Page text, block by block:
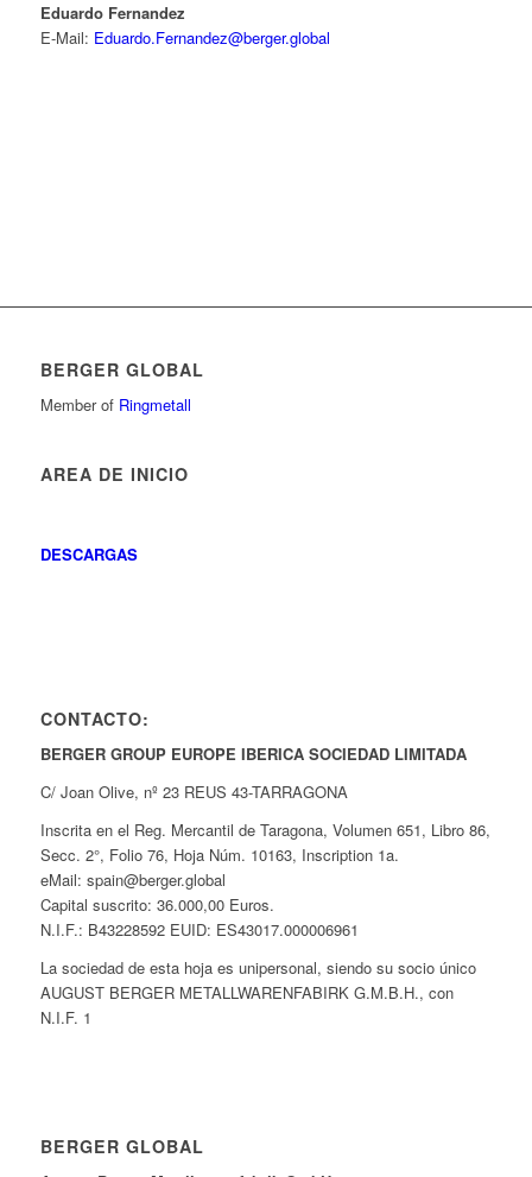
Eduardo Fernandez
E-Mail: Eduardo.Fernandez@berger.global
BERGER GLOBAL
Member of Ringmetall
AREA DE INICIO
DESCARGAS
CONTACTO:
BERGER GROUP EUROPE IBERICA SOCIEDAD LIMITADA
C/ Joan Olive, nº 23 REUS 43-TARRAGONA
Inscrita en el Reg. Mercantil de Taragona, Volumen 651, Libro 86,
Secc. 2°, Folio 76, Hoja Núm. 10163, Inscription 1a.
eMail: spain@berger.global
Capital suscrito: 36.000,00 Euros.
N.I.F.: B43228592 EUID: ES43017.000006961
La sociedad de esta hoja es unipersonal, siendo su socio único
AUGUST BERGER METALLWARENFABIRK G.M.B.H., con
N.I.F. 1
BERGER GLOBAL